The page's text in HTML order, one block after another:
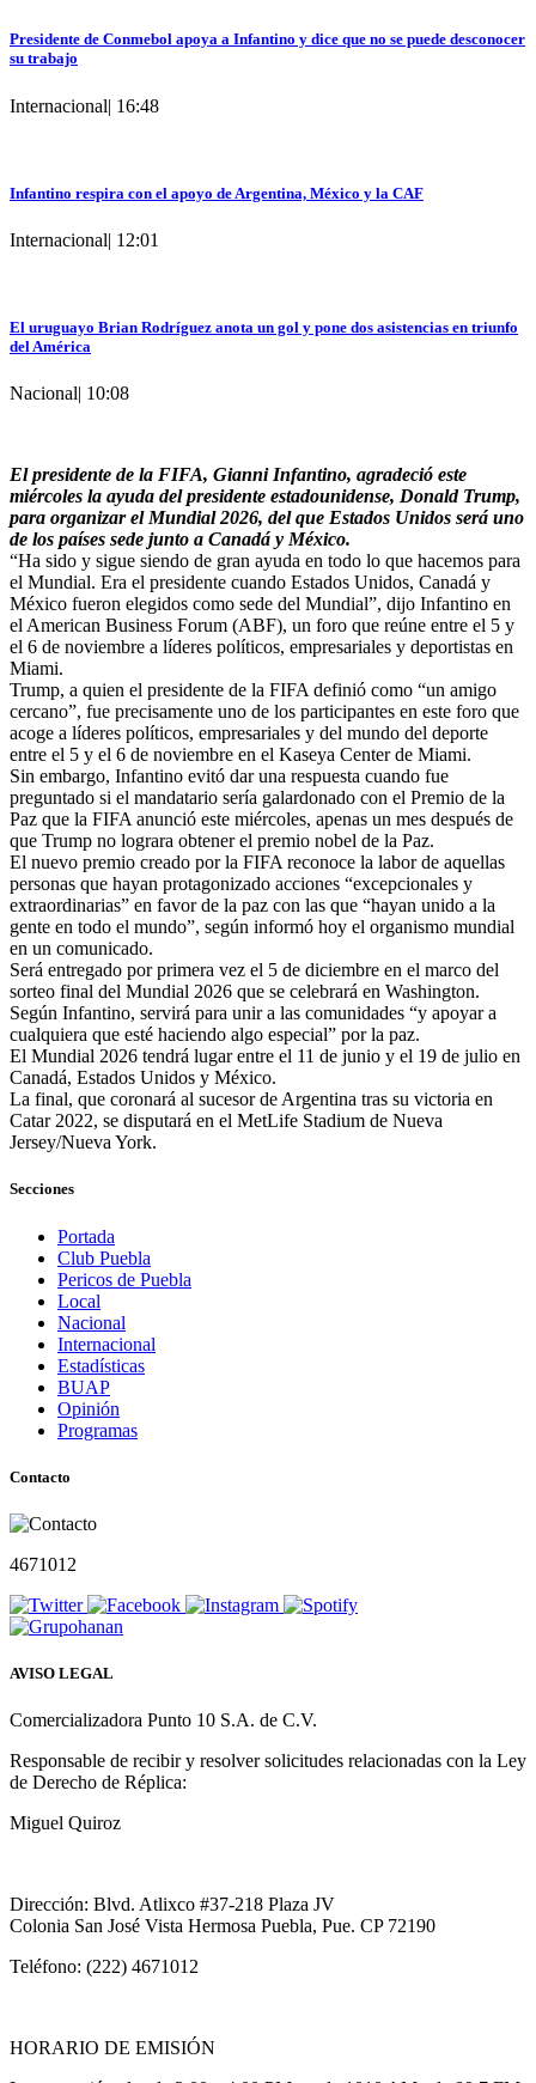
Presidente de Conmebol apoya a Infantino y dice que no se puede desconocer
su trabajo
Internacional| 16:48
Infantino respira con el apoyo de Argentina, México y la CAF
Internacional| 12:01
El uruguayo Brian Rodríguez anota un gol y pone dos asistencias en triunfo
del América
Nacional| 10:08
El presidente de la FIFA, Gianni Infantino, agradeció este
miércoles la ayuda del presidente estadounidense, Donald Trump,
para organizar el Mundial 2026, del que Estados Unidos será uno
de los países sede junto a Canadá y México.
“Ha sido y sigue siendo de gran ayuda en todo lo que hacemos para
el Mundial. Era el presidente cuando Estados Unidos, Canadá y
México fueron elegidos como sede del Mundial”, dijo Infantino en
el American Business Forum (ABF), un foro que reúne entre el 5 y
el 6 de noviembre a líderes políticos, empresariales y deportistas en
Miami.
Trump, a quien el presidente de la FIFA definió como “un amigo
cercano”, fue precisamente uno de los participantes en este foro que
acoge a líderes políticos, empresariales y del mundo del deporte
entre el 5 y el 6 de noviembre en el Kaseya Center de Miami.
Sin embargo, Infantino evitó dar una respuesta cuando fue
preguntado si el mandatario sería galardonado con el Premio de la
Paz que la FIFA anunció este miércoles, apenas un mes después de
que Trump no lograra obtener el premio nobel de la Paz.
El nuevo premio creado por la FIFA reconoce la labor de aquellas
personas que hayan protagonizado acciones “excepcionales y
extraordinarias” en favor de la paz con las que “hayan unido a la
gente en todo el mundo”, según informó hoy el organismo mundial
en un comunicado.
Será entregado por primera vez el 5 de diciembre en el marco del
sorteo final del Mundial 2026 que se celebrará en Washington.
Según Infantino, servirá para unir a las comunidades “y apoyar a
cualquiera que esté haciendo algo especial” por la paz.
El Mundial 2026 tendrá lugar entre el 11 de junio y el 19 de julio en
Canadá, Estados Unidos y México.
La final, que coronará al sucesor de Argentina tras su victoria en
Catar 2022, se disputará en el MetLife Stadium de Nueva
Jersey/Nueva York.
Secciones
Portada
Club Puebla
Pericos de Puebla
Local
Nacional
Internacional
Estadísticas
BUAP
Opinión
Programas
Contacto
4671012
AVISO LEGAL
Comercializadora Punto 10 S.A. de C.V.
Responsable de recibir y resolver solicitudes relacionadas con la Ley
de Derecho de Réplica:
Miguel Quiroz
Dirección: Blvd. Atlixco #37-218 Plaza JV
Colonia San José Vista Hermosa Puebla, Pue. CP 72190
Teléfono: (222) 4671012
HORARIO DE EMISIÓN